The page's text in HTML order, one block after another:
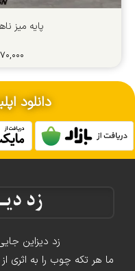
پایه میز
دانلود
زد دیزاین
ما هر تکه چوب را به اثری